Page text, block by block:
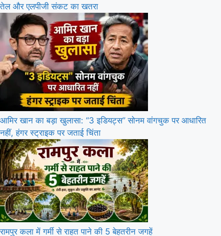
तेल और एलपीजी संकट का खतरा
आमिर खान का बड़ा खुलासा: “3 इडियट्स” सोनम वांगचुक पर आधारित
नहीं, हंगर स्ट्राइक पर जताई चिंता
रामपुर कला में गर्मी से राहत पाने की 5 बेहतरीन जगहें